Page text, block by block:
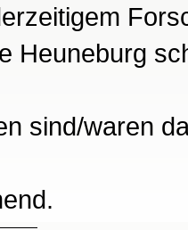
Heuneburg
sind/waren